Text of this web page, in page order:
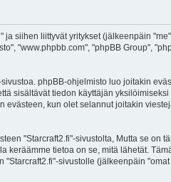
siihen liittyvät yritykset (jälkeenpäin
"www.phpbb.com", "phpBB Group",
phpBB-ohjelmisto luo joitakin
sisältävät tiedon käyttäjän
kun olet selannut joitakin
"Starcraft2.fi"-sivustolta, Mutta se on
keräämme tietoa on se, mitä lähetät.
sivustolle (jälkeenpäin